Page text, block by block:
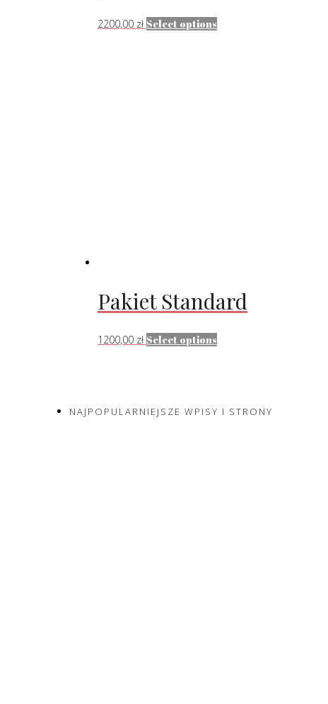
2200,00 zł Select options
Pakiet Standard
1200,00 zł Select options
NAJPOPULARNIEJSZE WPISY I STRONY